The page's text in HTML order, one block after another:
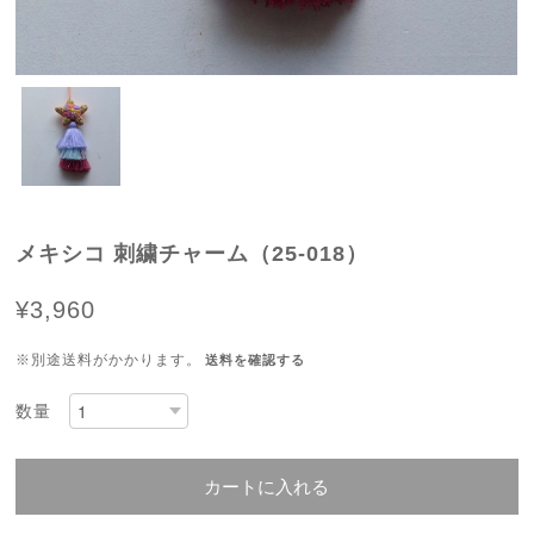
メキシコ 刺繍チャーム（25-018）
¥3,960
※別途送料がかかります。 送料を確認する
数量
カートに入れる